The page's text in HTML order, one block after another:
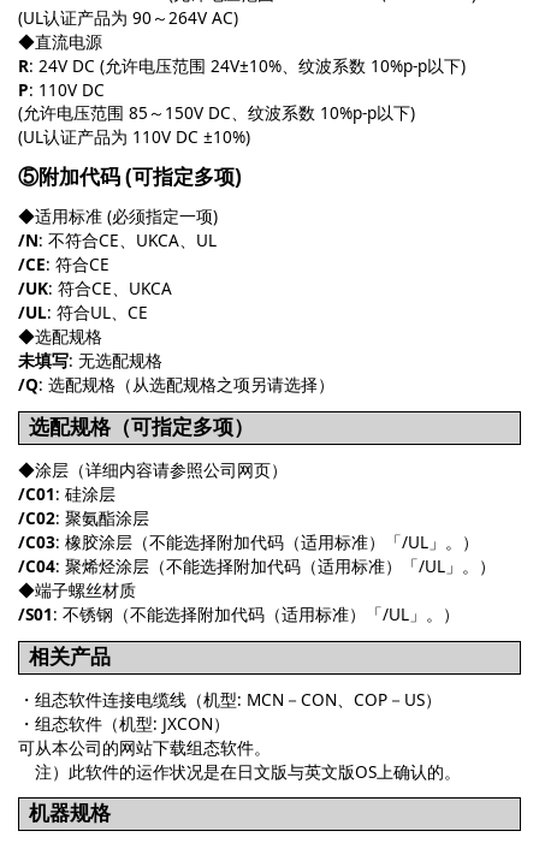
(UL认证产品为 90～264V AC)
◆直流电源
R: 24V DC (允许电压范围 24V±10%、纹波系数 10%p-p以下)
P: 110V DC
(允许电压范围 85～150V DC、纹波系数 10%p-p以下)
(UL认证产品为 110V DC ±10%)
⑤附加代码 (可指定多项)
◆适用标准 (必须指定一项)
/N: 不符合CE、UKCA、UL
/CE: 符合CE
/UK: 符合CE、UKCA
/UL: 符合UL、CE
◆选配规格
未填写: 无选配规格
/Q: 选配规格（从选配规格之项另请选择）
选配规格（可指定多项）
◆涂层（详细内容请参照公司网页）
/C01: 硅涂层
/C02: 聚氨酯涂层
/C03: 橡胶涂层（不能选择附加代码（适用标准）「/UL」。）
/C04: 聚烯烃涂层（不能选择附加代码（适用标准）「/UL」。）
◆端子螺丝材质
/S01: 不锈钢（不能选择附加代码（适用标准）「/UL」。）
相关产品
・组态软件连接电缆线（机型: MCN－CON、COP－US）
・组态软件（机型: JXCON）
可从本公司的网站下载组态软件。
注）此软件的运作状况是在日文版与英文版OS上确认的。
机器规格